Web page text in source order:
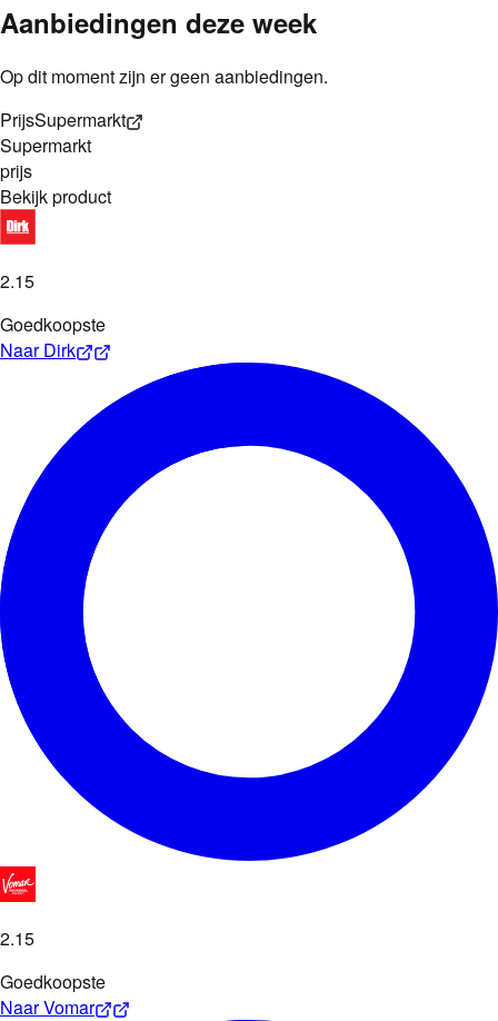
Aanbiedingen deze week
Op dit moment zijn er geen aanbiedingen.
PrijsSupermarkt
Supermarkt
prijs
Bekijk product
2.15
Goedkoopste
NaarDirk
2.15
Goedkoopste
NaarVomar